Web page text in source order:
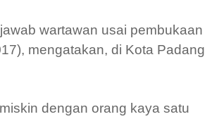
wartawan usai pembukaan
mengatakan, di Kota Padang
dengan orang kaya satu